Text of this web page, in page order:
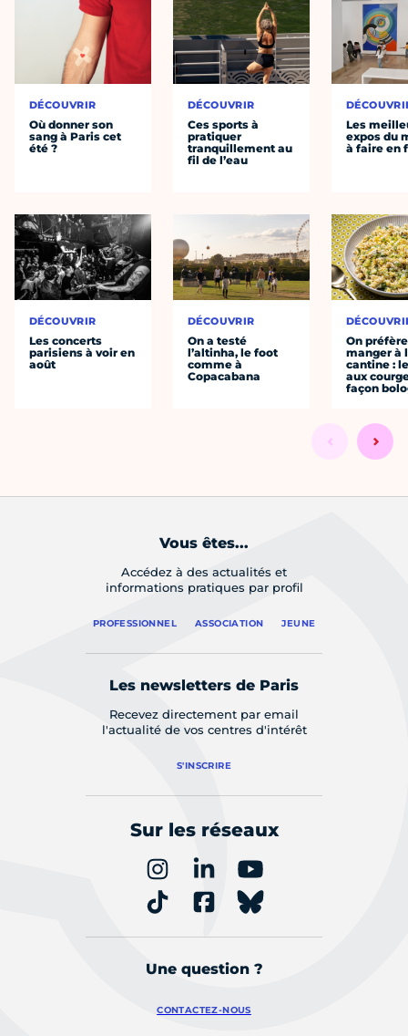
DÉCOUVRIR
Où donner son
sang à Paris cet
été ?
DÉCOUVRIR
Les concerts
parisiens à voir en
août
DÉCOUVRIR
Ces sports à
pratiquer
tranquillement au
fil de l’eau
DÉCOUVRIR
On a testé
l’altinha, le foot
comme à
Copacabana
Les
expos du
à faire en
On préfère
manger à
cantine :
aux
façon
Vous êtes...
Accédez à des actualités et
informations pratiques par profil
PROFESSIONNEL ASSOCIATION JEUNE
Les newsletters de Paris
Recevez directement par email
l'actualité de vos centres d'intérêt
S'INSCRIRE
Sur les réseaux
Une question ?
CONTACTEZ-NOUS